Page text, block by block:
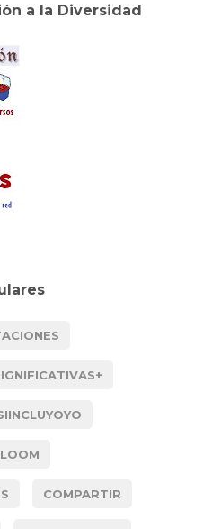
a la Diversidad
COMPARTIR